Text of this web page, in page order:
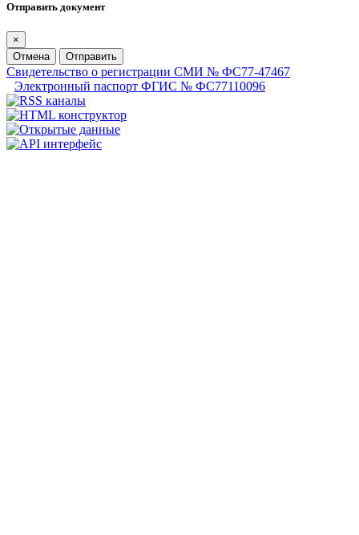
Отправить документ
×
Отмена
Отправить
Свидетельство о регистрации СМИ № ФС77-47467
Электронный паспорт ФГИС № ФС77110096